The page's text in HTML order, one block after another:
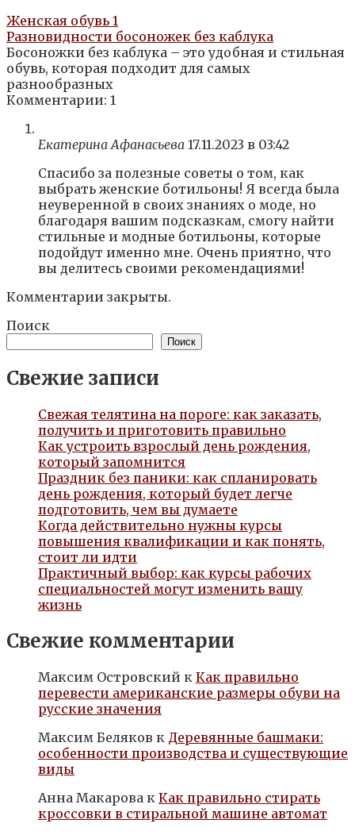
Женская обувь 1
Разновидности босоножек без каблука
Босоножки без каблука – это удобная и стильная
обувь, которая подходит для самых
разнообразных
Комментарии: 1
Екатерина Афанасьева 17.11.2023 в 03:42
Спасибо за полезные советы о том, как
выбрать женские ботильоны! Я всегда была
неуверенной в своих знаниях о моде, но
благодаря вашим подсказкам, смогу найти
стильные и модные ботильоны, которые
подойдут именно мне. Очень приятно, что
вы делитесь своими рекомендациями!
Комментарии закрыты.
Поиск
Поиск
Свежие записи
Свежая телятина на пороге: как заказать,
получить и приготовить правильно
Как устроить взрослый день рождения,
который запомнится
Праздник без паники: как спланировать
день рождения, который будет легче
подготовить, чем вы думаете
Когда действительно нужны курсы
повышения квалификации и как понять,
стоит ли идти
Практичный выбор: как курсы рабочих
специальностей могут изменить вашу
жизнь
Свежие комментарии
Максим Островский к Как правильно
перевести американские размеры обуви на
русские значения
Максим Беляков к Деревянные башмаки:
особенности производства и существующие
виды
Анна Макарова к Как правильно стирать
кроссовки в стиральной машине автомат